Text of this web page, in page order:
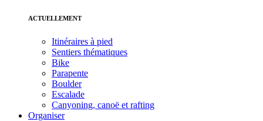
ACTUELLEMENT
Itinéraires à pied
Sentiers thématiques
Bike
Parapente
Boulder
Escalade
Canyoning, canoë et rafting
Organiser